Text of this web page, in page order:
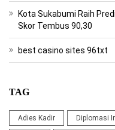
Kota Sukabumi Raih
Skor Tembus 90,30
best casino sites 96txt
TAG
Adies Kadir Diplomasi